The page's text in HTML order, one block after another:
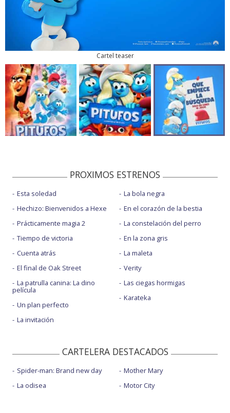
Cartel teaser
PROXIMOS ESTRENOS
Esta soledad
Hechizo: Bienvenidos a Hexe
Prácticamente magia 2
Tiempo de victoria
Cuenta atrás
El final de Oak Street
La patrulla canina: La dino
película
Un plan perfecto
La invitación
La bola negra
En el corazón de la bestia
La constelación del perro
En la zona gris
La maleta
Verity
Las ciegas hormigas
Karateka
CARTELERA DESTACADOS
Spider-man: Brand new day
La odisea
Mother Mary
Motor City